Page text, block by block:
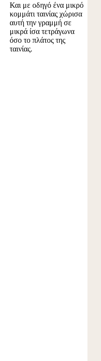
Και με οδηγό ένα μικρό
κομμάτι ταινίας χώρισα
αυτή την γραμμή σε
μικρά ίσα τετράγωνα
όσο το πλάτος της
ταινίας.